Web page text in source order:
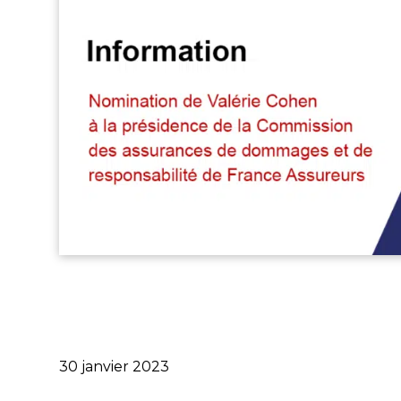
Publié
30 janvier 2023